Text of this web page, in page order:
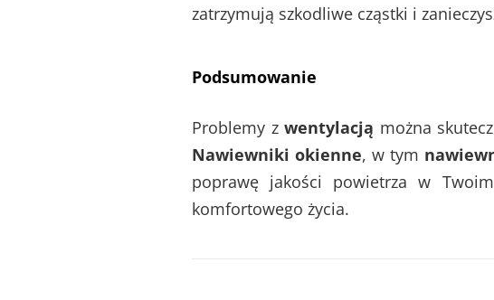
zatrzymują szkodliwe cząstki i
Podsumowanie
Problemy z wentylacją można
Nawiewniki okienne, w tym
poprawę jakości powietrza w
komfortowego życia.